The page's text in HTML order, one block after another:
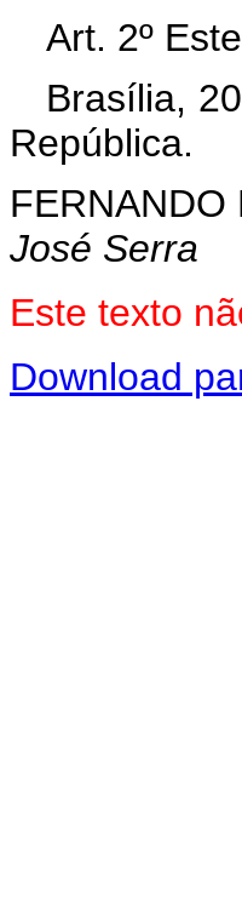
Art. 2º
Brasília,
República.
FERNANDO
José Serra
Este texto
Download